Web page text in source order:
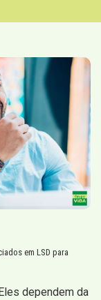
em LSD para
Eles dependem da